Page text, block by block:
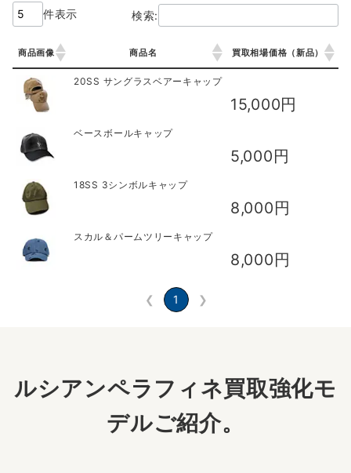
件表示 検索:
商品画像 商品名 買取相場価格（新品）
商品画像 商品名
20SS サングラスベアーキャップ
15,000円
ベースボールキャップ
5,000円
18SS 3シンボルキャップ
8,000円
スカル＆パームツリーキャップ
8,000円
❮ 1 ❯
ルシアンペラフィネ買取強化モ
デルご紹介。